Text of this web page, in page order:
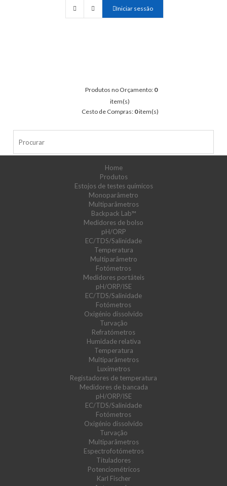
Iniciar sessão
Produtos no Orçamento: 0
item(s)
Cesto de Compras: 0item(s)
Home
Produtos
Estojos de testes químicos
Monoparâmetro
Multiparâmetros
Backpack Lab™
Medidores de bolso
pH/ORP
EC/TDS/Salinidade
Temperatura
Multiparâmetro
Fotómetros
Medidores portáteis
pH/ORP/ISE
EC/TDS/Salinidade
Fotómetros
Oxigénio dissolvido
Turvação
Refratómetros
Humidade relativa
Temperatura
Multiparâmetros
Luxímetros
Registadores de temperatura
Medidores de bancada
pH/ORP/ISE
EC/TDS/Salinidade
Fotómetros
Oxigénio dissolvido
Turvação
Multiparâmetros
Espectrofotómetros
Tituladores
Potenciométricos
Karl Fischer